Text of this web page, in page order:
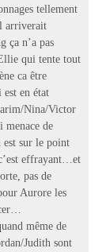
tellement
arriverait
ça n’a pas
qui tente tout
ca être
en état
Nina/Victor
menace de
est sur le point
effrayant…et
pas de
Aurore les
même de
Judith sont